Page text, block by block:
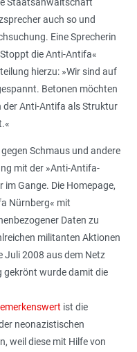
auch so und
Eine Sprecherin
die Anti-Antifa«
hierzu: »Wir sind auf
Betonen möchten
der Anti-Antifa als Struktur
Schmaus und andere
mit der »Anti-Antifa-
Gange. Die Homepage,
Nürnberg« mit
Daten zu
militanten Aktionen
Juli 2008 aus dem Netz
gekrönt wurde damit die
ist die
neonazistischen
weil diese mit Hilfe von